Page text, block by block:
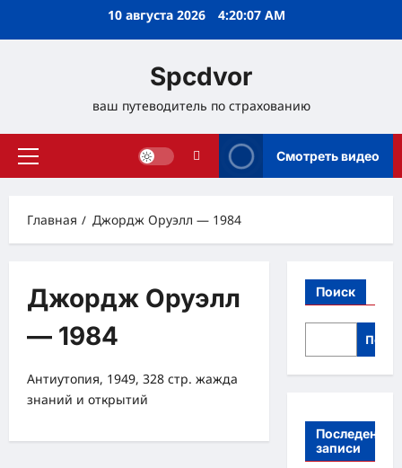
10 августа 2026 4:20:07 AM
Spcdvor
ваш путеводитель по страхованию
Основное
Смотреть видео
Главная Джордж Оруэлл — 1984
Джордж Оруэлл
— 1984
Антиутопия, 1949, 328 стр. жажда
знаний и открытий
Поиск
Поиск
Последение
записи